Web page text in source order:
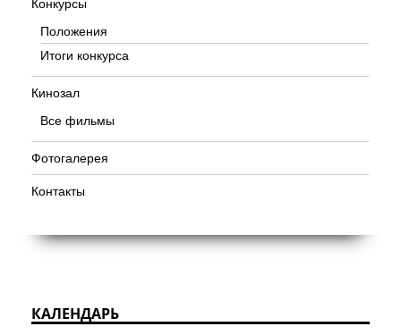
Конкурсы
Положения
Итоги конкурса
Кинозал
Все фильмы
Фотогалерея
Контакты
КАЛЕНДАРЬ